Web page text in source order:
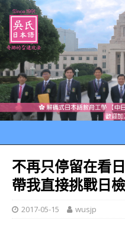
不再只停留在看
帶我直接挑戰日
2017-05-15 wusjp